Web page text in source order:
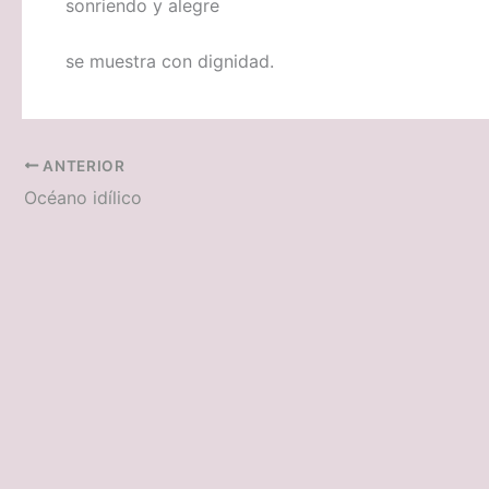
sonriendo y alegre
se muestra con dignidad.
ANTERIOR
Océano idílico